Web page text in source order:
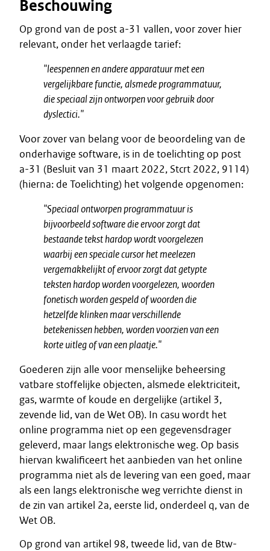
Beschouwing
Op grond van de post a-31 vallen, voor zover hier
relevant, onder het verlaagde tarief:
"leespennen en andere apparatuur met een
vergelijkbare functie, alsmede programmatuur,
die speciaal zijn ontworpen voor gebruik door
dyslectici."
Voor zover van belang voor de beoordeling van de
onderhavige software, is in de toelichting op post
a-31 (Besluit van 31 maart 2022, Stcrt 2022, 9114)
(hierna: de Toelichting) het volgende opgenomen:
"Speciaal ontworpen programmatuur is
bijvoorbeeld software die ervoor zorgt dat
bestaande tekst hardop wordt voorgelezen
waarbij een speciale cursor het meelezen
vergemakkelijkt of ervoor zorgt dat getypte
teksten hardop worden voorgelezen, woorden
fonetisch worden gespeld of woorden die
hetzelfde klinken maar verschillende
betekenissen hebben, worden voorzien van een
korte uitleg of van een plaatje."
Goederen zijn alle voor menselijke beheersing
vatbare stoffelijke objecten, alsmede elektriciteit,
gas, warmte of koude en dergelijke (artikel 3,
zevende lid, van de Wet OB). In casu wordt het
online programma niet op een gegevensdrager
geleverd, maar langs elektronische weg. Op basis
hiervan kwalificeert het aanbieden van het online
programma niet als de levering van een goed, maar
als een langs elektronische weg verrichte dienst in
de zin van artikel 2a, eerste lid, onderdeel q, van de
Wet OB.
Op grond van artikel 98, tweede lid, van de Btw-